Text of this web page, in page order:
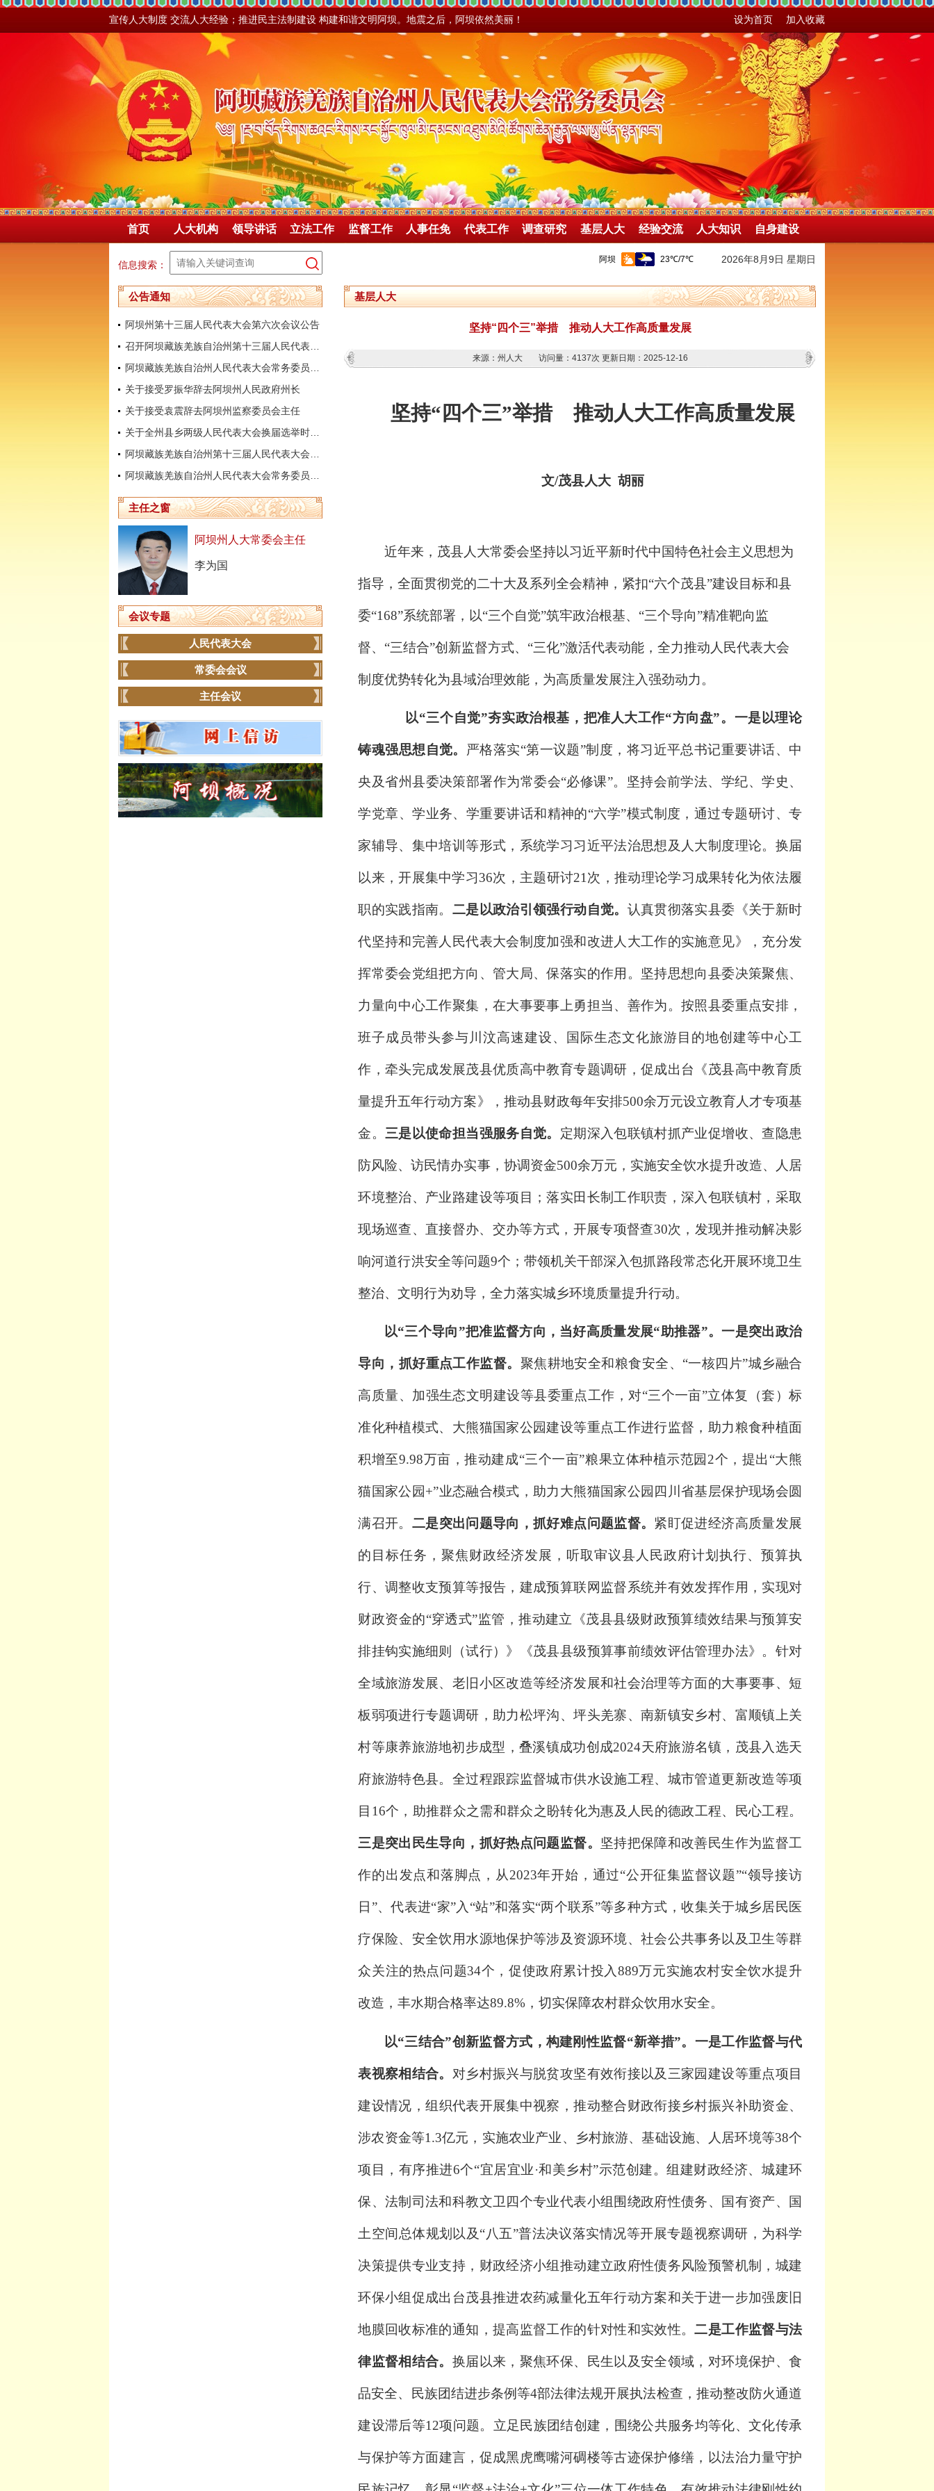
宣传人大制度 交流人大经验；推进民主法制建设 构建和谐文明阿坝。地震之后，阿坝依然美丽！ 设为首页 加入收藏
首页 人大机构 领导讲话 立法工作 监督工作 人事任免 代表工作 调查研究 基层人大 经验交流 人大知识 自身建设
信息搜索： 2026年8月9日 星期日
公告通知
阿坝州第十三届人民代表大会第六次会议公告
关于接受罗振华辞去阿坝州人民政府州长
关于接受袁震辞去阿坝州监察委员会主任
主任之窗
阿坝州人大常委会主任
李为国
会议专题
人民代表大会
常委会会议
主任会议
基层人大
坚持“四个三”举措 推动人大工作高质量发展
来源：州人大 访问量： 4137次 更新日期：2025-12-16
坚持“四个三”举措 推动人大工作高质量发展
文/茂县人大 胡丽
近年来，茂县人大常委会坚持以习近平新时代中国特色社会主义思想为
指导，全面贯彻党的二十大及系列全会精神，紧扣“六个茂县”建设目标和县
委“168”系统部署，以“三个自觉”筑牢政治根基、 “三个导向”精准靶向监
督、 “三结合”创新监督方式、 “三化”激活代表动能，全力推动人民代表大会
制度优势转化为县域治理效能，为高质量发展注入强劲动力。
以“三个自觉”夯实政治根基，把准人大工作“方向盘”。 一是以理论
铸魂强思想自觉。 严格落实“第一议题”制度，将习近平总书记重要讲话、中
央及省州县委决策部署作为常委会“必修课”。坚持会前学法、学纪、学史、
学党章、学业务、学重要讲话和精神的“六学”模式制度，通过专题研讨、专
家辅导、集中培训等形式，系统学习习近平法治思想及人大制度理论。换届
以来，开展集中学习36次，主题研讨21 次，推动理论学习成果转化为依法履
职的实践指南。 二是以政治引领强行动自觉。 认真贯彻落实县委《关于新时
代坚持和完善人民代表大会制度加强和改进人大工作的实施意见》，充分发
挥常委会党组把方向、管大局、保落实的作用。坚持思想向县委决策聚焦、
力量向中心工作聚集，在大事要事上勇担当、善作为。按照县委重点安排，
班子成员带头参与川汶高速建设、国际生态文化旅游目的地创建等中心工
作，牵头完成发展茂县优质高中教育专题调研，促成出台 《茂县高中教育质
量提升五年行动方案》 ，推动县财政每年安排500余万元设立教育人才专项基
金。 三是以使命担当强服务自觉。 定期深入包联镇村抓产业促增收、查隐患
防风险、访民情办实事， 协调资金500余万元，实施安全饮水提升改造、人居
环境整治、产业路建设等项目 ；落实田 长制工作职责，深入 包联镇村 ，采取
现场巡查、直接督办、交办等方式，开展专项督查30次，发现并推动解决影
响河道行洪安全等问题9个；带领机关干部深入包抓路段常态化开展环境卫生
整治、文明行为劝导，全力落实城乡环境质量提升行动。
以“三个导向”把准监督方向，当好高质量发展“助推器”。一是突出政治
导向，抓好重点工作监督。 聚焦耕地安全和粮食安全、 “一核四片”城乡融合
高质量、加强生态文明建设等县委重点工作，对“三个一亩”立体复（套）标
准化种植模式、 大熊猫国家公园建设等重点工作进行监督，助力粮食种植面
积增至9.98万亩 ，推动建成“三个一亩”粮果立体种植示范园2个 ，提出 “大熊
猫国家公园+”业态融合模式 ，助力 大熊猫国家公园四川省基层保护现场会圆
满召开。 二是突出问题导向，抓好难点问题监督。 紧盯促进经济高质量发展
的目标任务，聚焦财政经济发展，听取审议县人民政府计划执行、预算执
行、调整收支预算等报告，建成预算联网监督系统并有效发挥作用，实现对
财政资金的“穿透式”监管，推动建立 《茂县县级财政预算绩效结果与预算安
排挂钩实施细则（试行）》《茂县县级预算事前绩效评估管理办法》 。针对
全域旅游发展、老旧小区改造等经济发展和社会治理等方面的大事要事、短
板弱项进行专题调研，助力松坪沟、坪头羌寨、南新镇安乡村、富顺镇上关
村等康养旅游地初步成型，叠溪镇成功创成2024天府旅游名镇，茂县入选天
府旅游特色县。 全过程跟踪监督城市供水设施工程、城市管道更新改造等项
目 16个， 助推群众之需和群众之盼转化为惠及人民的德政工程、民心工程。
三是突出民生导向，抓好热点问题监督。 坚持把保障和改善民生作为监督工
作的出发点和落脚点， 从2023年开始， 通过“公开征集监督议题”“领导接访
日”、代表进“家”入“站”和落实“两个联系”等多种方式，收集关于城乡居民医
疗保险、 安全饮用水源地保护等涉及资源环境、社会公共事务以及卫生等群
众关注的热点问题34个，促使政府累计投入889万元实施农村安全饮水提升
改造，丰水期合格率达89.8% ，切实保障农村群众饮用水安全。
以“三结合”创新监督方式，构建刚性监督“新举措”。 一是工作监督与代
表视察相结合。 对乡村振兴与脱贫攻坚有效衔接以及三家园建设等重点项目
建设情况，组织代表开展集中视察 ，推动整合财政衔接乡村振兴补助资金、
涉农资金等1.3亿元，实施农业产业、乡村旅游、基础设施、人居环境等38个
项目，有序推进6个“宜居宜业·和美乡村”示范创建。组建财政经济、城建环
保、法制司法和科教文卫四个专业代表小组围绕政府性债务、国有资产、国
土空间总体规划以及“八五”普法决议落实情况等开展专题视察调研 ， 为科学
决策提供专业支持， 财政经济小组推动建立政府性债务风险预警机制，城建
环保小组促成出台茂县推进农药减量化五年行动方案和关于进一步加强废旧
地膜回收标准的通知 ， 提高监督工作的针对性和实效性。二是工作监督与法
律监督相结合。 换届以来， 聚焦环保、 民生 以及安全领域，对环境保护、食
品安全、民族团结进步条例等4部法律法规开展执法检查，推动整改防火通道
建设滞后等12项问题。立足民族团结创建 ，围绕公共服务均等化、文化传承
与保护等方面建言，促成黑虎鹰嘴河碉楼等古迹保护修缮，以法治力量守护